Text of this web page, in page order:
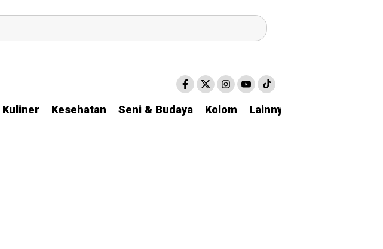
Kuliner Kesehatan Seni & Budaya Kolom Lainnya